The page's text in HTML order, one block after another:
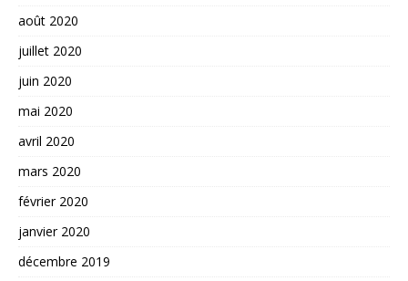
août 2020
juillet 2020
juin 2020
mai 2020
avril 2020
mars 2020
février 2020
janvier 2020
décembre 2019